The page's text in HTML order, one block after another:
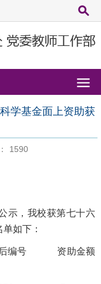
学基金面上资助获
1590
示，我校获第七十六
如下：
编号
资助金额